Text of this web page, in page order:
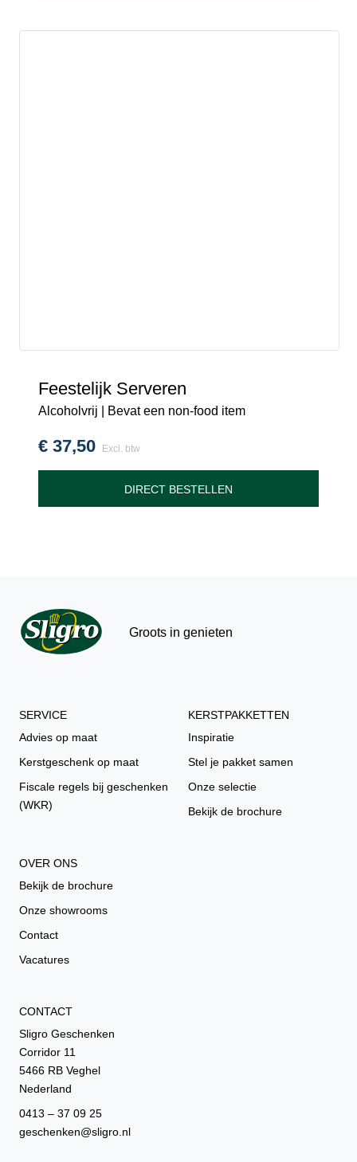
Feestelijk Serveren
Alcoholvrij | Bevat een non-food item
€ 37,50 Excl. btw
DIRECT BESTELLEN
Groots in genieten
SERVICE
Advies op maat
Kerstgeschenk op maat
Fiscale regels bij geschenken
(WKR)
KERSTPAKKETTEN
Inspiratie
Stel je pakket samen
Onze selectie
Bekijk de brochure
OVER ONS
Bekijk de brochure
Onze showrooms
Contact
Vacatures
CONTACT
Sligro Geschenken
Corridor 11
5466 RB Veghel
Nederland
0413 – 37 09 25
geschenken@sligro.nl